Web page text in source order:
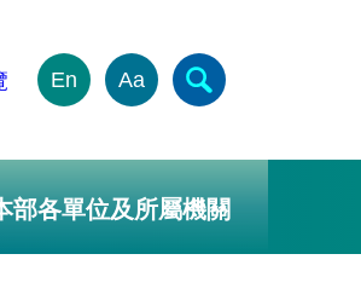
En Aa
部各單位及所屬機關